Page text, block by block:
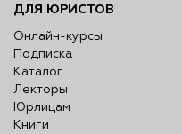
ДЛЯ ЮРИСТОВ
Онлайн-курсы
Подписка
Каталог
Лекторы
Юрлицам
Книги